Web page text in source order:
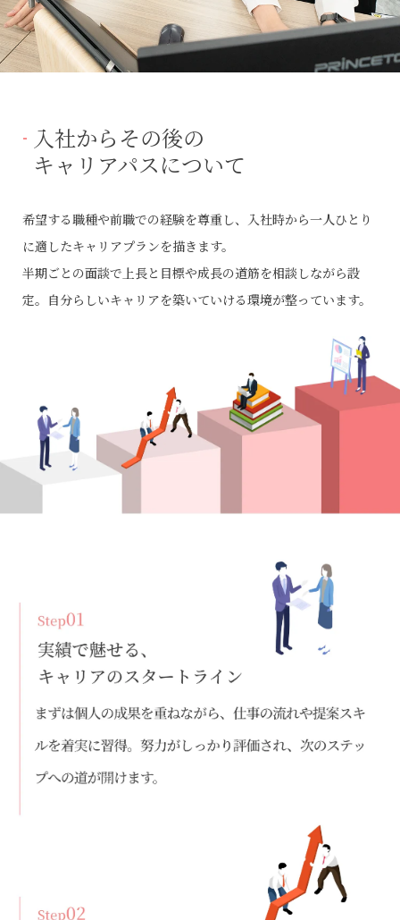
入社からその後の
キャリアパスについて
希望する職種や前職での経験を尊重し、入社時から一人ひとり
に適したキャリアプランを描きます。
半期ごとの面談で上長と目標や成長の道筋を相談しながら設
定。自分らしいキャリアを築いていける環境が整っています。